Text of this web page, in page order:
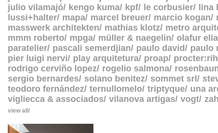
julio vilamajó
kengo kuma kpf le corbusier
lina
lussi+halter mapa marcel breuer marcio kogan
masswerk architekten
mathias klotz metro
mmm roberto mpga müller & naegelin olafur
paratelier pascali semerdjian paulo david
paulo
pier luigi nervi
play arquitetura proap
rodrigo cerviño lopez rogelio salmona
sergio bernardes
solano benitez sommet srl
teodoro fernández ternullomelo triptyque una
vigliecca & associados vilanova artigas vogt
view all